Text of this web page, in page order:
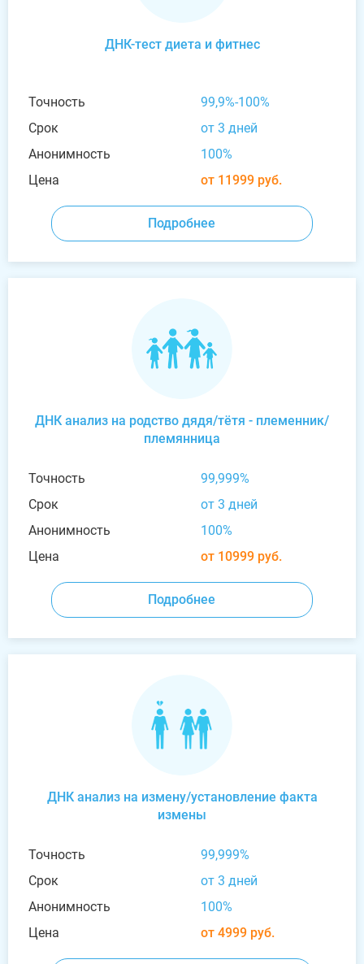
ДНК-тест диета и фитнес
Точность
99,9%-100%
Срок
от 3 дней
Анонимность
100%
Цена
от 11999 руб.
Подробнее
ДНК анализ на родство дядя/тётя - племенник/
племянница
Точность
99,999%
Срок
от 3 дней
Анонимность
100%
Цена
от 10999 руб.
Подробнее
ДНК анализ на измену/установление факта
измены
Точность
99,999%
Срок
от 3 дней
Анонимность
100%
Цена
от 4999 руб.